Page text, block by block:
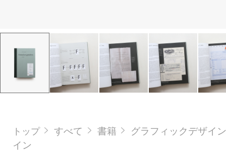
トップ すべて 書籍
グラフィックデザイ
イン